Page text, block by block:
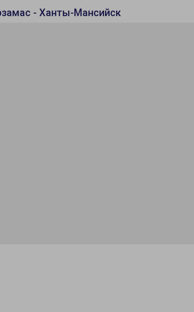
- Ханты-Мансийск